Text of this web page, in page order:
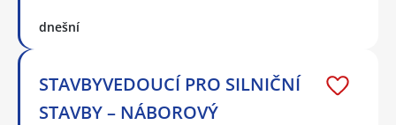
dnešní
STAVBYVEDOUCÍ PRO SILNIČNÍ
STAVBY – NÁBOROVÝ